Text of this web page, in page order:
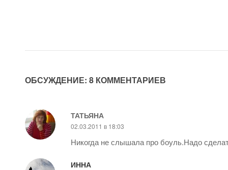
ОБСУЖДЕНИЕ: 8 КОММЕНТАРИЕВ
ТАТЬЯНА
02.03.2011 в 18:03
Никогда не слышала про боуль.Надо
ИННА